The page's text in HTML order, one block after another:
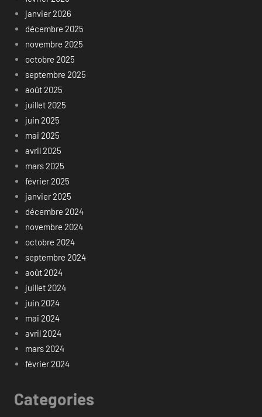
janvier 2026
décembre 2025
novembre 2025
octobre 2025
septembre 2025
août 2025
juillet 2025
juin 2025
mai 2025
avril 2025
mars 2025
février 2025
janvier 2025
décembre 2024
novembre 2024
octobre 2024
septembre 2024
août 2024
juillet 2024
juin 2024
mai 2024
avril 2024
mars 2024
février 2024
Categories